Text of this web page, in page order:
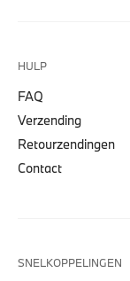
HULP
FAQ
Verzending
Retourzendingen
Contact
SNELKOPPELINGEN